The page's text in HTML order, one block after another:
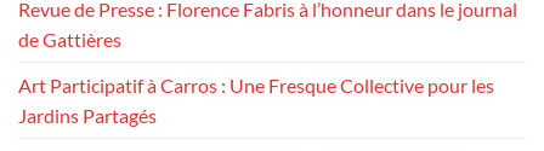
Revue de Presse : Florence Fabris à l’honneur dans le journal
de Gattières
Art Participatif à Carros : Une Fresque Collective pour les
Jardins Partagés